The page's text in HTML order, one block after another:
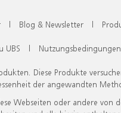
| Blog & Newsletter |
UBS | Nutzungsbedingungen
Diese Produkte
der angewandten
oder andere von